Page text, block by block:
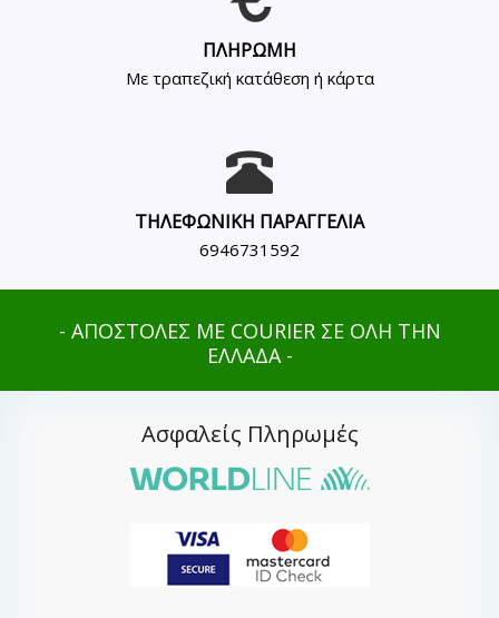
ΠΛΗΡΩΜΗ
Με τραπεζική κατάθεση ή κάρτα
ΤΗΛΕΦΩΝΙΚΗ ΠΑΡΑΓΓΕΛΙΑ
6946731592
- ΑΠΟΣΤΟΛΕΣ ΜΕ COURIER ΣΕ ΟΛΗ ΤΗΝ
ΕΛΛΑΔΑ -
Ασφαλείς Πληρωμές